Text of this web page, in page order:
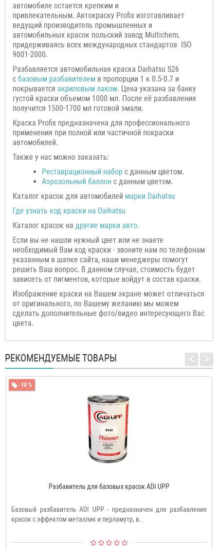
автомобиле остается крепким и
привлекательным. Автокраску Profix изготавливает
ведущий производитель промышленных и
автомобильных красок польский завод Multichem,
придерживаясь всех международных стандартов ISO
9001-2000.
Разбавляется автомобильная краска Daihatsu S26
с базовым разбавителем в пропорции 1 к 0.5-0.7 и
покрывается акриловым лаком. Цена указана за банку
густой краски объемом 1000 мл. После её разбавления
получится 1500-1700 мл готовой эмали.
Краска Profix предназначена для профессионального
применения при полной или частичной покраски
автомобилей.
Также у нас можно заказать:
Реставрационный набор с данным цветом.
Аэрозольный баллон с данным цветом.
Каталог красок для автомобилей марки Daihatsu
Где узнать код краски на Daihatsu
Каталог красок на другие марки авто.
Если вы не нашли нужный цвет или не знаете
необходимый Вам код краски - звоните нам по телефонам
указанным в шапке сайта, наши менеджеры помогут
решить Ваш вопрос. В данном случае, стоимость будет
зависеть от пигментов, которые войдут в состав краски.
Изображение краски на Вашем экране может отличаться
от оригинального, по Вашему желанию мы можем
сделать дополнительные фото/видео интересующего Вас
цвета.
РЕКОМЕНДУЕМЫЕ ТОВАРЫ
-10 %
Разбавитель для базовых красок ADI UPP
Базовый разбавитель ADI UPP - предназначен для разбавления
красок с эффектом металлик и перламутр, в..